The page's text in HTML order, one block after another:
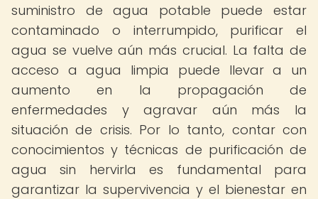
suministro de agua potable puede estar
contaminado o interrumpido, purificar el
agua se vuelve aún más crucial. La falta de
acceso a agua limpia puede llevar a un
aumento en la propagación de
enfermedades y agravar aún más la
situación de crisis. Por lo tanto, contar con
conocimientos y técnicas de purificación de
agua sin hervirla es fundamental para
garantizar la supervivencia y el bienestar en